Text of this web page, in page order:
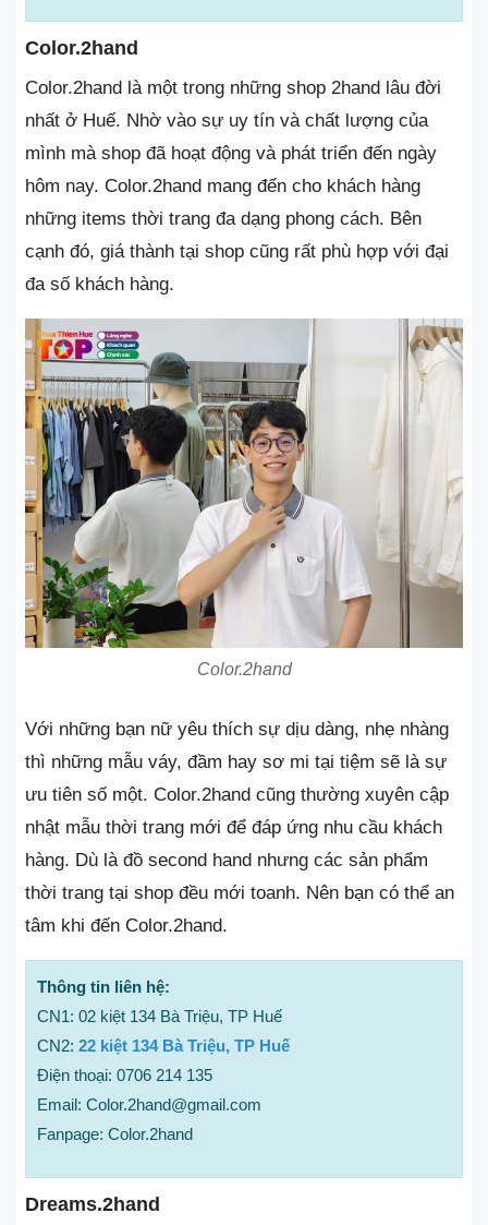
Color.2hand
Color.2hand là một trong những shop 2hand lâu đời
nhất ở Huế. Nhờ vào sự uy tín và chất lượng của
mình mà shop đã hoạt động và phát triển đến ngày
hôm nay. Color.2hand mang đến cho khách hàng
những items thời trang đa dạng phong cách. Bên
cạnh đó, giá thành tại shop cũng rất phù hợp với đại
đa số khách hàng.
Color.2hand
Với những bạn nữ yêu thích sự dịu dàng, nhẹ nhàng
thì những mẫu váy, đầm hay sơ mi tại tiệm sẽ là sự
ưu tiên số một. Color.2hand cũng thường xuyên cập
nhật mẫu thời trang mới để đáp ứng nhu cầu khách
hàng. Dù là đồ second hand nhưng các sản phẩm
thời trang tại shop đều mới toanh. Nên bạn có thể an
tâm khi đến Color.2hand.
Thông tin liên hệ:
CN1: 02 kiệt 134 Bà Triệu, TP Huế
CN2: 22 kiệt 134 Bà Triệu, TP Huế
Điện thoại: 0706 214 135
Email: Color.2hand@gmail.com
Fanpage: Color.2hand
Dreams.2hand